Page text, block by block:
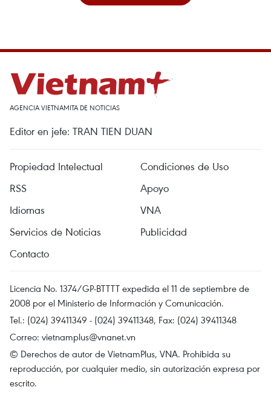
AGENCIA VIETNAMITA DE NOTICIAS
Editor en jefe: TRAN TIEN DUAN
Propiedad Intelectual
Condiciones de Uso
RSS
Apoyo
Idiomas
VNA
Servicios de Noticias
Publicidad
Contacto
Licencia No. 1374/GP-BTTTT expedida el 11 de septiembre de
2008 por el Ministerio de Información y Comunicación.
Tel.: (024) 39411349 - (024) 39411348, Fax: (024) 39411348
Correo: vietnamplus@vnanet.vn
© Derechos de autor de VietnamPlus, VNA. Prohibida su
reproducción, por cualquier medio, sin autorización expresa por
escrito.